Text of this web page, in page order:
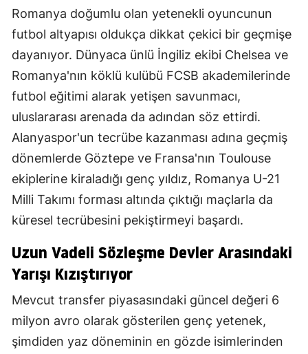
Romanya doğumlu olan yetenekli oyuncunun
futbol altyapısı oldukça dikkat çekici bir geçmişe
dayanıyor. Dünyaca ünlü İngiliz ekibi Chelsea ve
Romanya'nın köklü kulübü FCSB akademilerinde
futbol eğitimi alarak yetişen savunmacı,
uluslararası arenada da adından söz ettirdi.
Alanyaspor'un tecrübe kazanması adına geçmiş
dönemlerde Göztepe ve Fransa'nın Toulouse
ekiplerine kiraladığı genç yıldız, Romanya U-21
Milli Takımı forması altında çıktığı maçlarla da
küresel tecrübesini pekiştirmeyi başardı.
Uzun Vadeli Sözleşme Devler Arasındaki
Yarışı Kızıştırıyor
Mevcut transfer piyasasındaki güncel değeri 6
milyon avro olarak gösterilen genç yetenek,
şimdiden yaz döneminin en gözde isimlerinden